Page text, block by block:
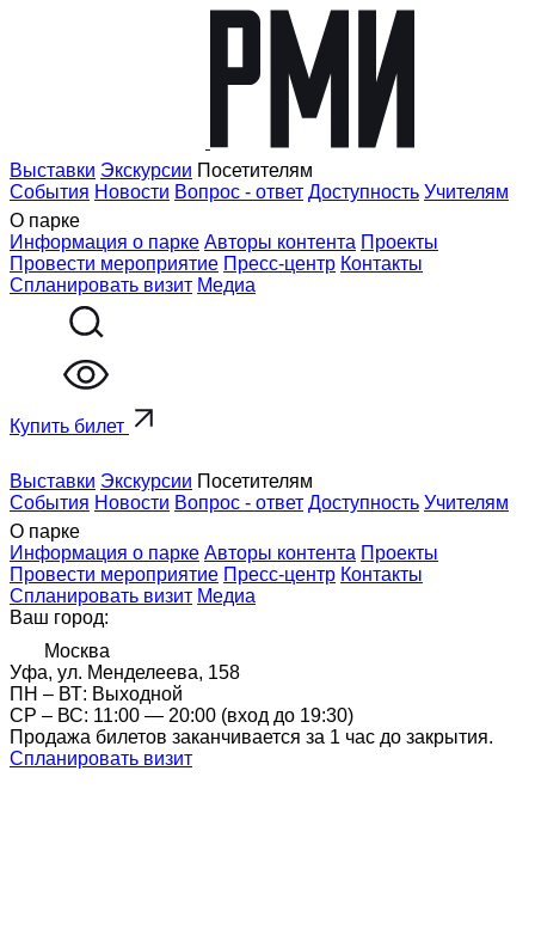
Выставки Экскурсии Посетителям
События Новости Вопрос - ответ Доступность Учителям
О парке
Информация о парке Авторы контента Проекты
Провести мероприятие Пресс-центр Контакты
Спланировать визит Медиа
Купить билет
Выставки Экскурсии Посетителям
События Новости Вопрос - ответ Доступность Учителям
О парке
Информация о парке Авторы контента Проекты
Провести мероприятие Пресс-центр Контакты
Спланировать визит Медиа
Ваш город:
Москва
Уфа, ул. Менделеева, 158
ПН – ВТ: Выходной
CР – ВС: 11:00 — 20:00 (вход до 19:30)
Продажа билетов заканчивается за 1 час до закрытия.
Спланировать визит